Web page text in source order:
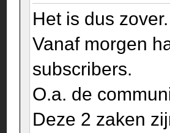
Het is dus zover.
Vanaf morgen
subscribers.
O.a. de
Deze 2 zaken